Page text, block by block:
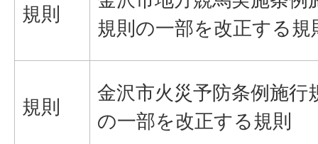
規則
規則の一部を改正する規
規則
金沢市火災予防条例施行
の一部を改正する規則